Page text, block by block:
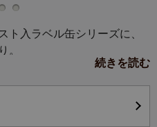
ト入ラベル缶シリーズに、
。
人気のある深蒸し煎茶で
した甘い香りと、コクがあ
続きを読む